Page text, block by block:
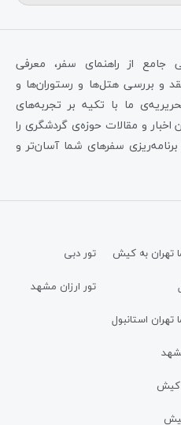
از راهنمای سفر، معرفی
و بررسی هتل‌ها و رستوران‌ها و
ما با تکیه بر تجربه‌های
و مقالات حوزه‌ی گردشگری را
سفرهای شما آسان‌تر و
تهران به کیش
تهران استانبول
کیش
تور دبی
تور ارزان مشهد